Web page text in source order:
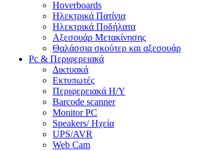
Hoverboards
Ηλεκτρικά Πατίνια
Ηλεκτρικά Ποδήλατα
Αξεσουάρ Μετακίνησης
Θαλάσσια σκούτερ και αξεσουάρ
Pc & Περιφερειακά
Δικτυακά
Εκτυπωτές
Περιφερειακά Η/Υ
Barcode scanner
Monitor PC
Speakers/ Ηχεία
UPS/AVR
Web Cam